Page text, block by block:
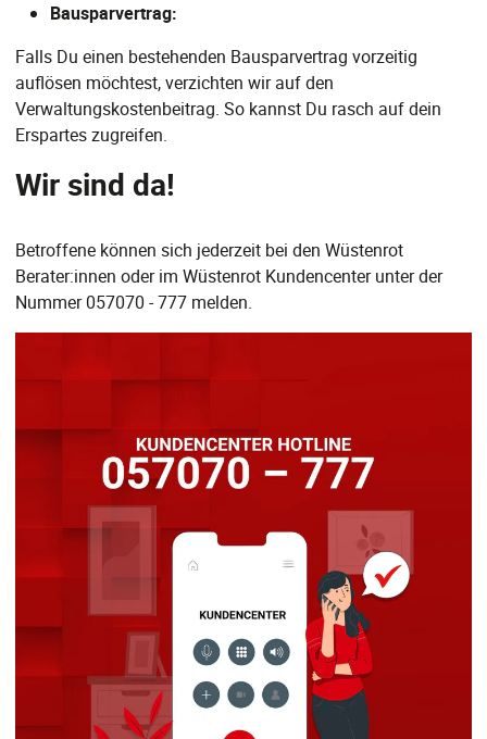
Bausparvertrag:
Falls Du einen bestehenden Bausparvertrag vorzeitig
auflösen möchtest, verzichten wir auf den
Verwaltungskostenbeitrag. So kannst Du rasch auf dein
Erspartes zugreifen.
Wir sind da!
Betroffene können sich jederzeit bei den Wüstenrot
Berater:innen oder im Wüstenrot Kundencenter unter der
Nummer 057070 - 777 melden.